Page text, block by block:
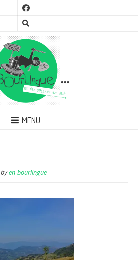
MENU
byen-bourlingue